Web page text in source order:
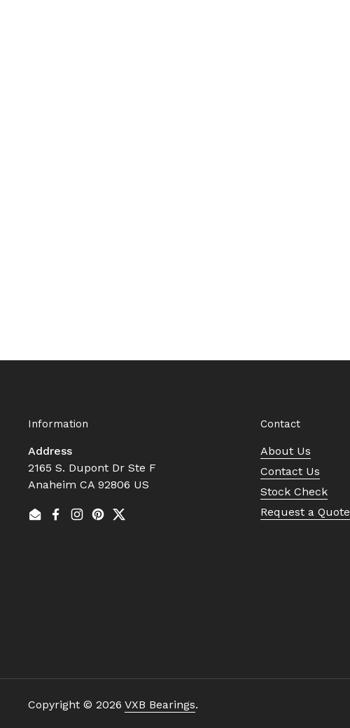
Information
Address
2165 S. Dupont Dr Ste F
Anaheim CA 92806 US
EmailFacebook
Instagram
Pinterest
Twitter
Contact
About Us
Contact Us
Stock Check
Request a Quote
Copyright © 2026 VXB Bearings.